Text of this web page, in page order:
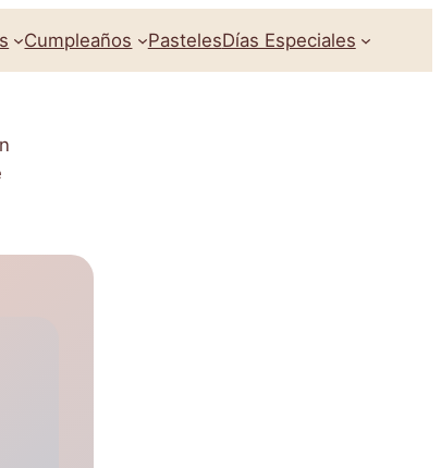
Cumpleaños PastelesDías Especiales